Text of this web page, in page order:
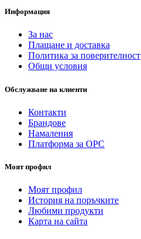
Информация
За нас
Плащане и доставка
Политика за поверителност
Общи условия
Обслужване на клиенти
Контакти
Брандове
Намаления
Платформа за ОРС
Моят профил
Моят профил
История на поръчките
Любими продукти
Карта на сайта